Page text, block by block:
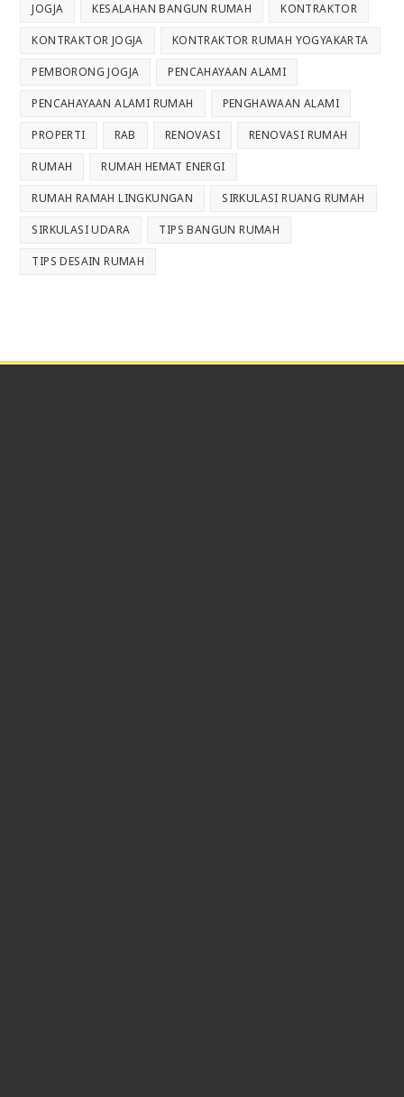
JOGJA KESALAHAN BANGUN RUMAH KONTRAKTOR
KONTRAKTOR JOGJA KONTRAKTOR RUMAH YOGYAKARTA
PEMBORONG JOGJA PENCAHAYAAN ALAMI
PENCAHAYAAN ALAMI RUMAH PENGHAWAAN ALAMI
PROPERTI RAB RENOVASI RENOVASI RUMAH
RUMAH RUMAH HEMAT ENERGI
RUMAH RAMAH LINGKUNGAN SIRKULASI RUANG RUMAH
SIRKULASI UDARA TIPS BANGUN RUMAH
TIPS DESAIN RUMAH